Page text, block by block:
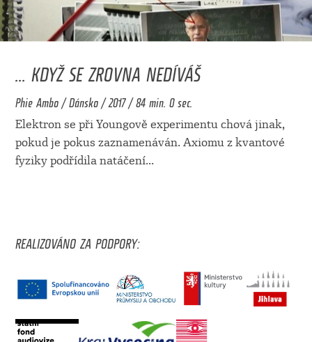
... KDYŽ SE ZROVNA NEDÍVÁŠ
Phie Ambo / Dánsko / 2017 / 84 min. 0 sec.
Elektron se při Youngově experimentu chová jinak,
pokud je pokus zaznamenáván. Axiomu z kvantové
fyziky podřídila natáčení...
REALIZOVÁNO ZA PODPORY: